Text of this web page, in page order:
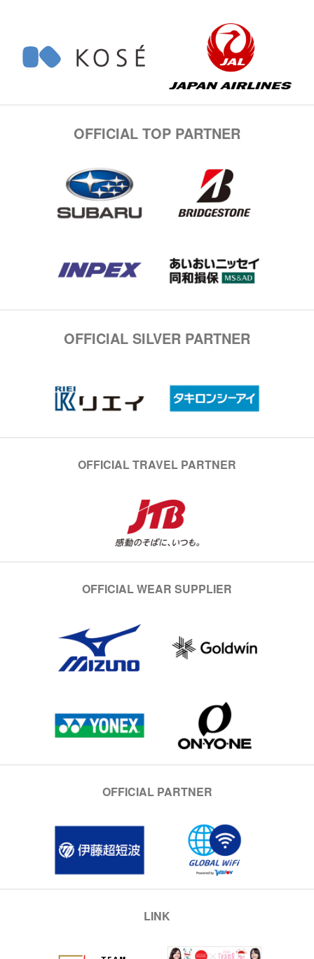
OFFICIAL TOP PARTNER
OFFICIAL SILVER PARTNER
OFFICIAL TRAVEL PARTNER
OFFICIAL WEAR SUPPLIER
OFFICIAL PARTNER
LINK